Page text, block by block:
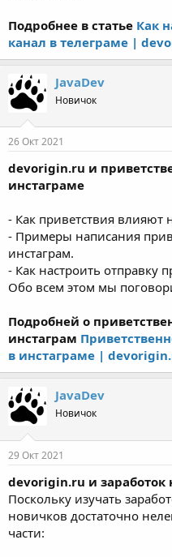
Подробнее в статье Как
канал в телеграме |
JavaDev
Новичок
26 Окт 2021
devorigin.ru и
инстаграме
- Как приветствия влияют
- Примеры написания
инстаграм.
- Как настроить отправку
Обо всем этом мы
Подробней о
инстаграм
в инстаграме |
JavaDev
Новичок
29 Окт 2021
devorigin.ru и заработок
Поскольку изучать
новичков достаточно
части: